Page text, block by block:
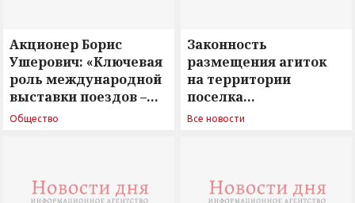
Акционер Борис
Ушерович: «Ключевая
роль международной
выставки поездов –
поиск ответов на
Общество
Законность
размещения агиток
на территории
поселка
Новосергиевка
Все новости